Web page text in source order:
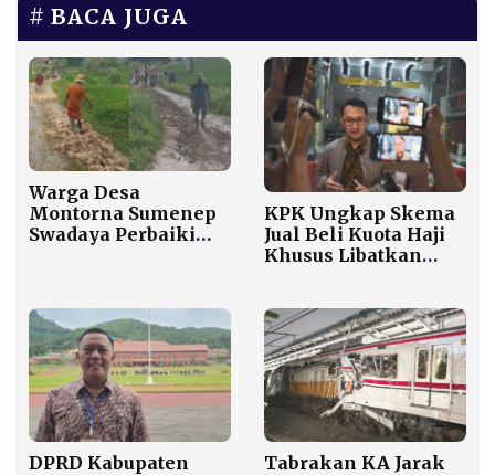
BACA JUGA
Warga Desa
Montorna Sumenep
Swadaya Perbaiki
KPK Ungkap Skema
Jual Beli Kuota Haji
Khusus Libatkan
DPRD Kabupaten
Tabrakan KA Jarak